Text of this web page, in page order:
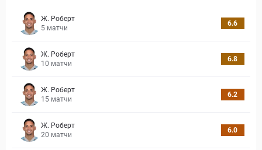
Ж. Роберт
5 матчи
6.6
Ж. Роберт
10 матчи
6.8
Ж. Роберт
15 матчи
6.2
Ж. Роберт
20 матчи
6.0